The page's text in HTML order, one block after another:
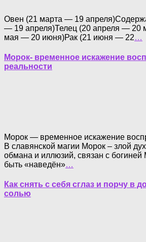
Овен (21 марта — 19
— 19 апреля)Телец (20 апреля — 20
мая — 20 июня)Рак (21 июня — 22…
Морок- временное искажение
реальности
Морок — временное искажение
В славянской магии Морок – злой
обмана и иллюзий, связан с
быть «наведён»…
Как снять с себя сглаз и порчу в
солью